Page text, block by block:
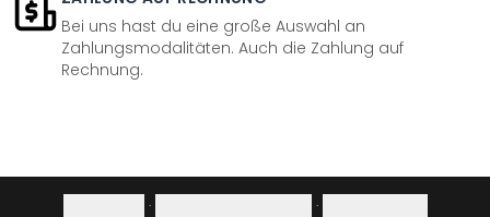
Bei uns hast du eine große Auswahl an
Zahlungsmodalitäten. Auch die Zahlung auf
Rechnung.
· ·